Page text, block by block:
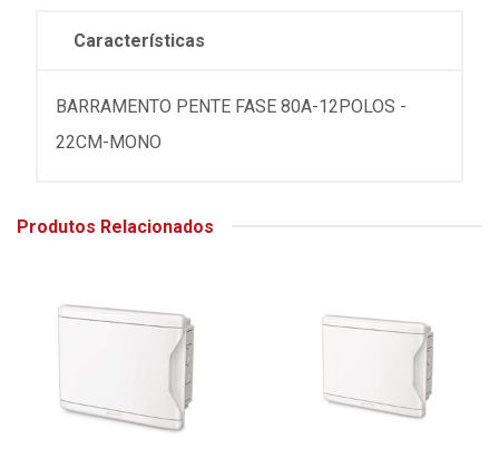
Características
BARRAMENTO PENTE FASE 80A-12POLOS -
22CM-MONO
Produtos Relacionados